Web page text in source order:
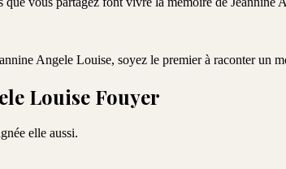
Angele Louise, soyez le premier à raconter un
Louise Fouyer
elle aussi.